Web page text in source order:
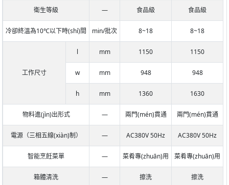
衛生等級 ― 食品級 食品級
冷卻終溫為10℃以下時(shí)間 min/批次 8~18 8~18
工作尺寸
l mm 1150 1150
w mm 948 948
h mm 1360 1630
物料進(jìn)出形式 ― 兩門(mén)貫通 兩門(mén)貫通
電源（三相五線(xiàn)制） ― AC380V 50Hz AC380V 50Hz
智能烹飪菜單 ― 菜肴專(zhuān)用 菜肴專(zhuān)用
箱體清洗 ― 擦洗 擦洗